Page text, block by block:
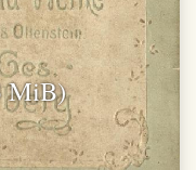
MiB)